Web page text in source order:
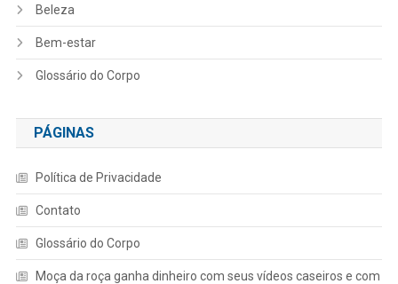
Beleza
Bem-estar
Glossário do Corpo
PÁGINAS
Política de Privacidade
Contato
Glossário do Corpo
Moça da roça ganha dinheiro com seus vídeos caseiros e com